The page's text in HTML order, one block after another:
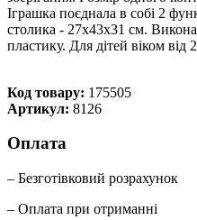
Іграшка поєднала в собі 2
столика - 27х43х31 см.
пластику. Для дітей віком від
Код товару: 175505
Артикул: 8126
Оплата
– Безготівковий розрахунок
– Оплата при отриманні